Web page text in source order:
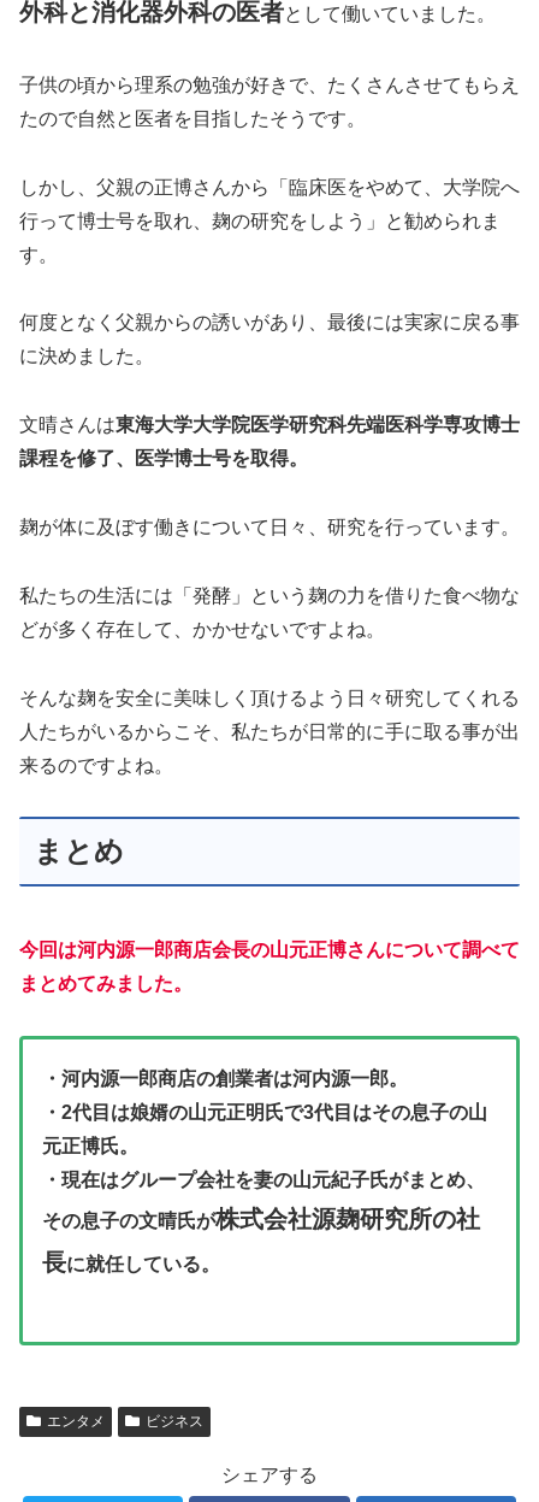
外科と消化器外科の医者として働いていました。
子供の頃から理系の勉強が好きで、たくさんさせてもらえ
たので自然と医者を目指したそうです。
しかし、父親の正博さんから「臨床医をやめて、大学院へ
行って博士号を取れ、麹の研究をしよう」と勧められま
す。
何度となく父親からの誘いがあり、最後には実家に戻る事
に決めました。
文晴さんは東海大学大学院医学研究科先端医科学専攻博士
課程を修了、医学博士号を取得。
麹が体に及ぼす働きについて日々、研究を行っています。
私たちの生活には「発酵」という麹の力を借りた食べ物な
どが多く存在して、かかせないですよね。
そんな麹を安全に美味しく頂けるよう日々研究してくれる
人たちがいるからこそ、私たちが日常的に手に取る事が出
来るのですよね。
まとめ
今回は河内源一郎商店会長の山元正博さんについて調べて
まとめてみました。
・河内源一郎商店の創業者は河内源一郎。
・2代目は娘婿の山元正明氏で3代目はその息子の山
元正博氏。
・現在はグループ会社を妻の山元紀子氏がまとめ、
その息子の文晴氏が株式会社源麹研究所の社
長に就任している。
エンタメ ビジネス
シェアする